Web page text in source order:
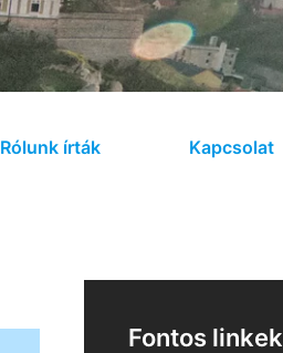
Rólunk írták Kapcsolat
Fontos linkek